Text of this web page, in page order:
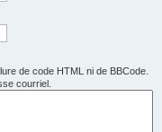
de code HTML ni de BBCode.
courriel.